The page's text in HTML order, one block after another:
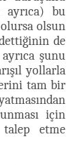
ayrıca) bu
olsun
de
şunu
yollarla
tam bir
için
etme